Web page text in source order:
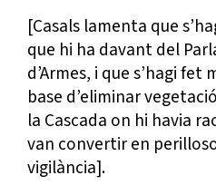
[Casals lamenta que
que hi ha davant del
d’Armes, i que s’hagi
base d’eliminar
la Cascada on hi havia
van convertir en
vigilància].